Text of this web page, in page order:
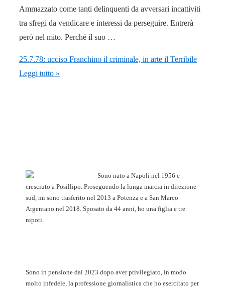
Ammazzato come tanti delinquenti da avversari incattiviti
tra sfregi da vendicare e interessi da perseguire. Entrerà
però nel mito. Perché il suo …
25.7.78: ucciso Franchino il criminale, in arte il Terribile
Leggi tutto »
Sono nato a Napoli nel 1956 e
cresciuto a Posillipo. Proseguendo la lunga marcia in direzione
sud, mi sono trasferito nel 2013 a Potenza e a San Marco
Argentano nel 2018. Sposato da 44 anni, ho una figlia e tre
nipoti.
Sono in pensione dal 2023 dopo aver privilegiato, in modo
molto infedele, la professione giornalistica che ho esercitato per